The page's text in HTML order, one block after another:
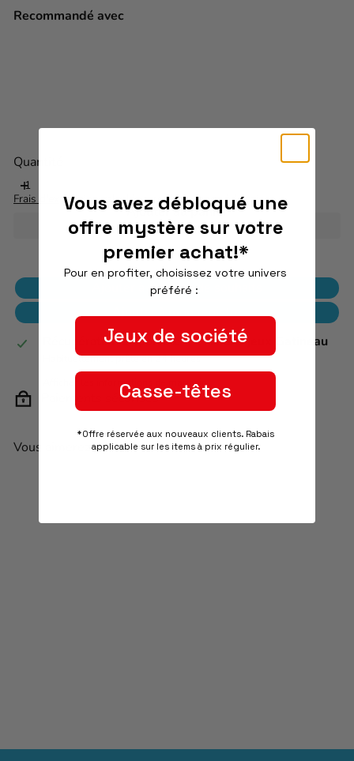
Recommandé avec
Quantité
Frais d'expéditioncalculés lors du passage à la caisse.
Ajouter au panier
Ajouter à ma liste de souhaits
Ajouter à mon registre
Récupération disponible àL'As des jeux Gatineau
Habituellement prête en 24 heures
Afficher les informations de magasin
Paiements sécurisés
Vous aimerez peut-être aussi...
Vous avez débloqué une
offre mystère sur votre
premier achat!*
Pour en profiter, choisissez votre univers
préféré :
Jeux de société
Casse-têtes
*Offre réservée aux nouveaux clients. Rabais
applicable sur les items à prix régulier.